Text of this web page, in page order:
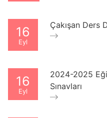
16
Eyl
Çakışan Ders
16
Eyl
2024-2025
Sınavları